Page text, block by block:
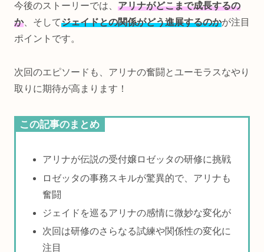
今後のストーリーでは、 アリナがどこまで成長するの
か、そしてジェイドとの関係がどう進展するのかが注目
ポイントです。
次回のエピソードも、アリナの奮闘とユーモラスなやり
取りに期待が高まります！
この記事のまとめ
アリナが伝説の受付嬢ロゼッタの研修に挑戦
ロゼッタの事務スキルが驚異的で、アリナも
奮闘
ジェイドを巡るアリナの感情に微妙な変化が
次回は研修のさらなる試練や関係性の変化に
注目